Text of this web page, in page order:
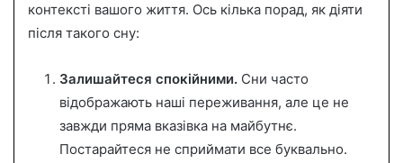
контексті вашого життя. Ось кілька порад, як діяти
після такого сну:
Залишайтеся спокійними. Сни часто
відображають наші переживання, але це не
завжди пряма вказівка на майбутнє.
Постарайтеся не сприймати все буквально.